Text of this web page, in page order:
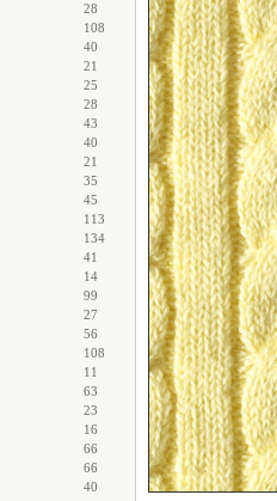
28
108
40
21
25
28
43
40
21
35
45
113
134
41
14
99
27
56
108
11
63
23
16
66
66
40